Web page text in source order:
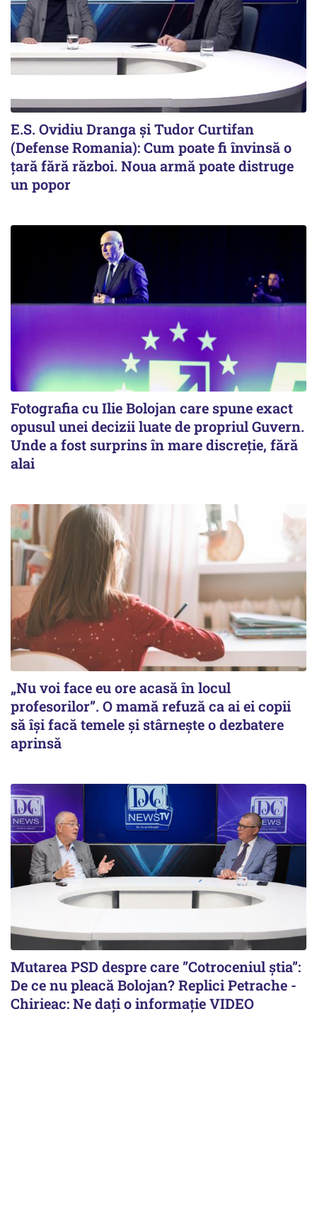
E.S. Ovidiu Dranga și Tudor Curtifan
(Defense Romania): Cum poate fi învinsă o
țară fără război. Noua armă poate distruge
un popor
Fotografia cu Ilie Bolojan care spune exact
opusul unei decizii luate de propriul Guvern.
Unde a fost surprins în mare discreție, fără
alai
„Nu voi face eu ore acasă în locul
profesorilor”. O mamă refuză ca ai ei copii
să își facă temele și stârnește o dezbatere
aprinsă
Mutarea PSD despre care ”Cotroceniul știa”:
De ce nu pleacă Bolojan? Replici Petrache -
Chirieac: Ne dați o informație VIDEO